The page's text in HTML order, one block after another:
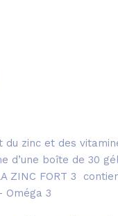
du zinc et des
d’une boîte de 30
ZINC FORT 3
Oméga 3